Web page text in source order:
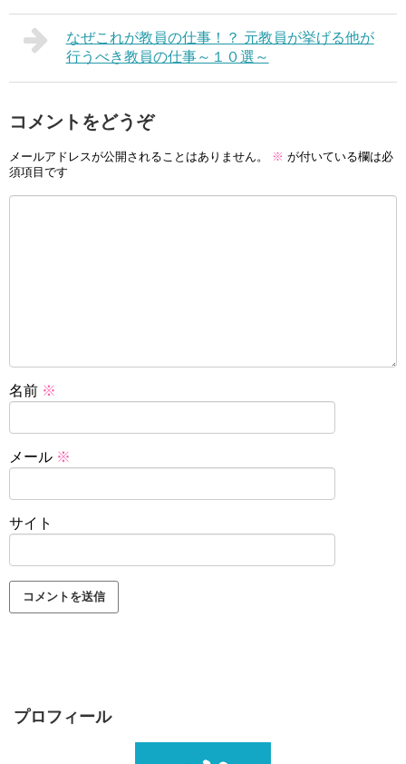
なぜこれが教員の仕事！？ 元教員が挙げる他が
行うべき教員の仕事～１０選～
コメントをどうぞ
メールアドレスが公開されることはありません。 ※ が付いている欄は必
須項目です
名前 ※
メール ※
サイト
プロフィール